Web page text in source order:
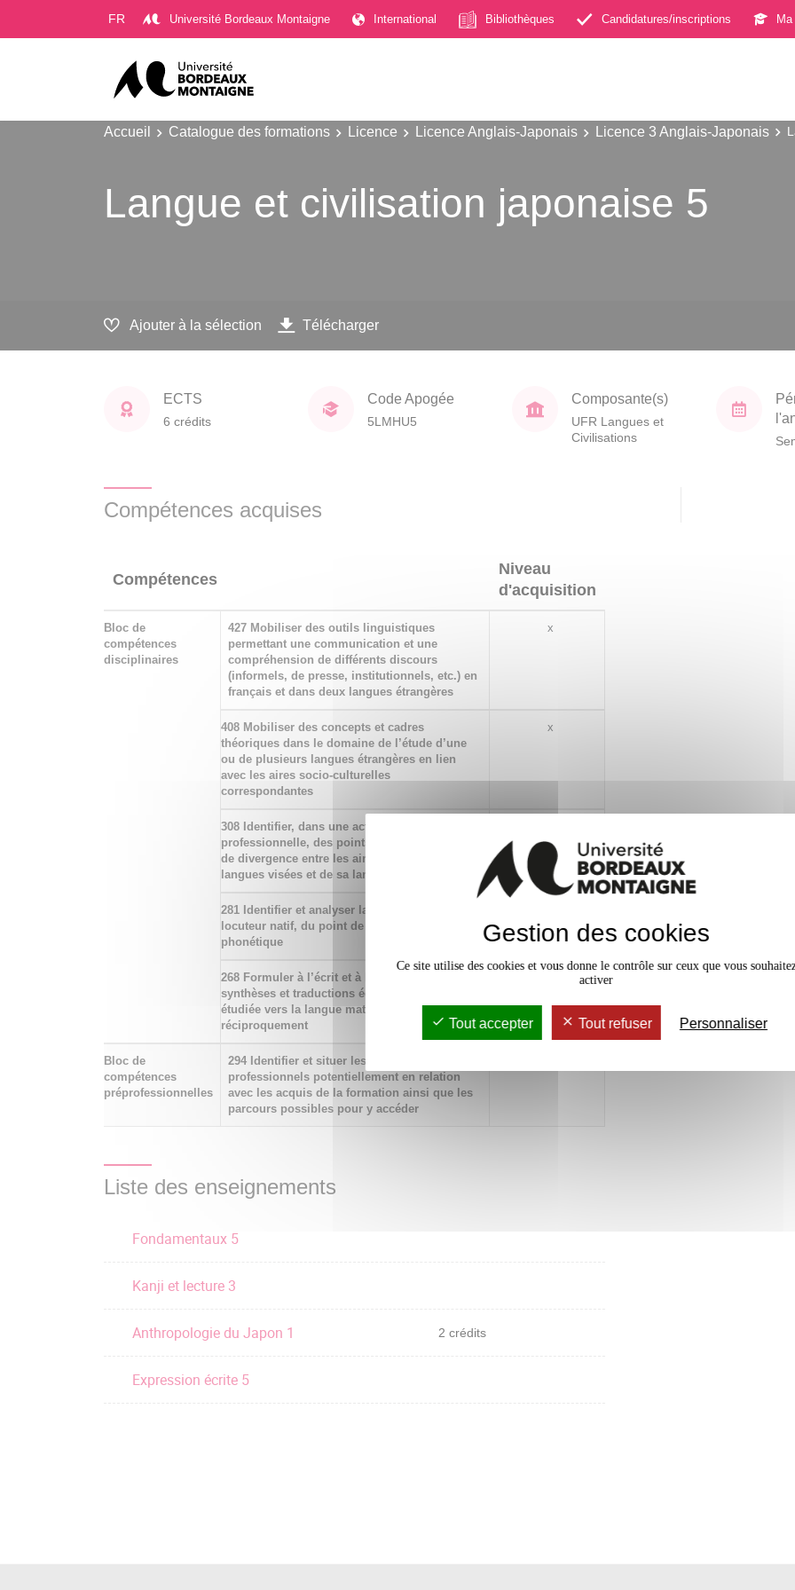
FR Université Bordeaux Montaigne International Bibliothèques Candidatures/inscriptions Ma
Accueil Catalogue des formations Licence Licence Anglais-Japonais Licence 3 Anglais-Japonais
Langue et civilisation japonaise 5
Ajouter à la sélection Télécharger
ECTS
6 crédits
Code Apogée
5LMHU5
Composante(s)
UFR Langues et
Civilisations
Compétences acquises
Compétences
Niveau
d'acquisition
Bloc de
compétences
disciplinaires
427 Mobiliser des outils linguistiques
permettant une communication et une
compréhension de différents discours
(informels, de presse, institutionnels, etc.) en
français et dans deux langues étrangères
x
408 Mobiliser des concepts et cadres
théoriques dans le domaine de l’étude d’une
ou de plusieurs langues étrangères en lien
avec les aires socio-culturelles
correspondantes
x
308 Identifier, dans une activité
professionnelle, des points de convergence et
de divergence entre les aires culturelles des
langues visées et de sa langue maternelle
281 Identifier et analyser la production orale du
locuteur natif, du point de vue phonologique et
phonétique
268 Formuler à l’écrit et à l’oral des analyses,
synthèses et traductions écrites, de la langue
étudiée vers la langue maternelle ou
réciproquement
Bloc de
compétences
préprofessionnelles
294 Identifier et situer les champs
professionnels potentiellement en relation
avec les acquis de la formation ainsi que les
parcours possibles pour y accéder
Liste des enseignements
Fondamentaux 5
Kanji et lecture 3
Anthropologie du Japon 1 2 crédits
Expression écrite 5
Gestion des cookies
Ce site utilise des cookies et vous donne le contrôle sur ceux que vous
activer
Tout accepter Tout refuser Personnaliser